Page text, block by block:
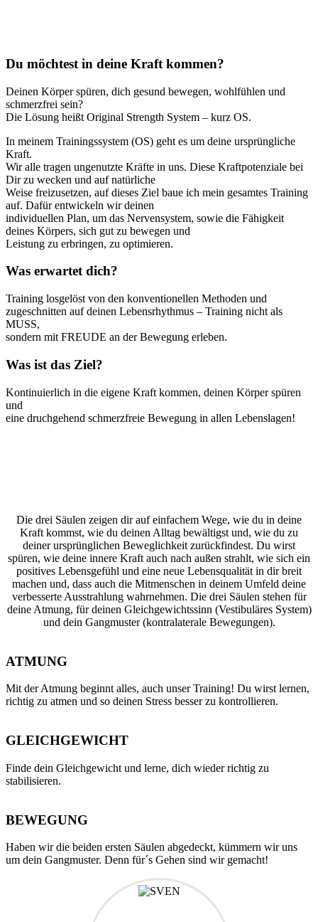
Du möchtest in deine Kraft kommen?
Deinen Körper spüren, dich gesund bewegen, wohlfühlen und
schmerzfrei sein?
Die Lösung heißt Original Strength System – kurz OS.
In meinem Trainingssystem (OS) geht es um deine ursprüngliche
Kraft.
Wir alle tragen ungenutzte Kräfte in uns. Diese Kraftpotenziale bei
Dir zu wecken und auf natürliche
Weise freizusetzen, auf dieses Ziel baue ich mein gesamtes Training
auf. Dafür entwickeln wir deinen
individuellen Plan, um das Nervensystem, sowie die Fähigkeit
deines Körpers, sich gut zu bewegen und
Leistung zu erbringen, zu optimieren.
Was erwartet dich?
Training losgelöst von den konventionellen Methoden und
zugeschnitten auf deinen Lebensrhythmus – Training nicht als
MUSS,
sondern mit FREUDE an der Bewegung erleben.
Was ist das Ziel?
Kontinuierlich in die eigene Kraft kommen, deinen Körper spüren
und
eine druchgehend schmerzfreie Bewegung in allen Lebenslagen!
Die drei Säulen zeigen dir auf einfachem Wege, wie du in deine
Kraft kommst, wie du deinen Alltag bewältigst und, wie du zu
deiner ursprünglichen Beweglichkeit zurückfindest. Du wirst
spüren, wie deine innere Kraft auch nach außen strahlt, wie sich ein
positives Lebensgefühl und eine neue Lebensqualität in dir breit
machen und, dass auch die Mitmenschen in deinem Umfeld deine
verbesserte Ausstrahlung wahrnehmen. Die drei Säulen stehen für
deine Atmung, für deinen Gleichgewichtssinn (Vestibuläres System)
und dein Gangmuster (kontralaterale Bewegungen).
ATMUNG
Mit der Atmung beginnt alles, auch unser Training! Du wirst lernen,
richtig zu atmen und so deinen Stress besser zu kontrollieren.
GLEICHGEWICHT
Finde dein Gleichgewicht und lerne, dich wieder richtig zu
stabilisieren.
BEWEGUNG
Haben wir die beiden ersten Säulen abgedeckt, kümmern wir uns
um dein Gangmuster. Denn für´s Gehen sind wir gemacht!